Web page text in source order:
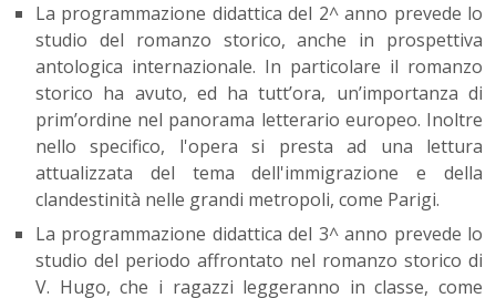
La programmazione didattica del 2^ anno prevede lo
studio del romanzo storico, anche in prospettiva
antologica internazionale. In particolare il romanzo
storico ha avuto, ed ha tutt’ora, un’importanza di
prim’ordine nel panorama letterario europeo. Inoltre
nello specifico, l'opera si presta ad una lettura
attualizzata del tema dell'immigrazione e della
clandestinità nelle grandi metropoli, come Parigi.
La programmazione didattica del 3^ anno prevede lo
studio del periodo affrontato nel romanzo storico di
V. Hugo, che i ragazzi leggeranno in classe, come